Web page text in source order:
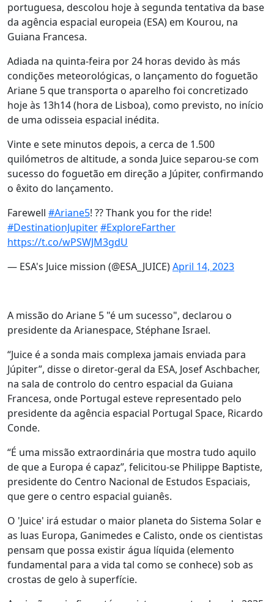
portuguesa, descolou hoje à segunda tentativa da base
da agência espacial europeia (ESA) em Kourou, na
Guiana Francesa.
Adiada na quinta-feira por 24 horas devido às más
condições meteorológicas, o lançamento do foguetão
Ariane 5 que transporta o aparelho foi concretizado
hoje às 13h14 (hora de Lisboa), como previsto, no início
de uma odisseia espacial inédita.
Vinte e sete minutos depois, a cerca de 1.500
quilómetros de altitude, a sonda Juice separou-se com
sucesso do foguetão em direção a Júpiter, confirmando
o êxito do lançamento.
Farewell #Ariane5! ?? Thank you for the ride!
#DestinationJupiter#ExploreFarther
https://t.co/wPSWJM3gdU
— ESA's Juice mission (@ESA_JUICE)April 14, 2023
A missão do Ariane 5 "é um sucesso", declarou o
presidente da Arianespace, Stéphane Israel.
“Juice é a sonda mais complexa jamais enviada para
Júpiter”, disse o diretor-geral da ESA, Josef Aschbacher,
na sala de controlo do centro espacial da Guiana
Francesa, onde Portugal esteve representado pelo
presidente da agência espacial Portugal Space, Ricardo
Conde.
“É uma missão extraordinária que mostra tudo aquilo
de que a Europa é capaz”, felicitou-se Philippe Baptiste,
presidente do Centro Nacional de Estudos Espaciais,
que gere o centro espacial guianês.
O 'Juice' irá estudar o maior planeta do Sistema Solar e
as luas Europa, Ganimedes e Calisto, onde os cientistas
pensam que possa existir água líquida (elemento
fundamental para a vida tal como se conhece) sob as
crostas de gelo à superfície.